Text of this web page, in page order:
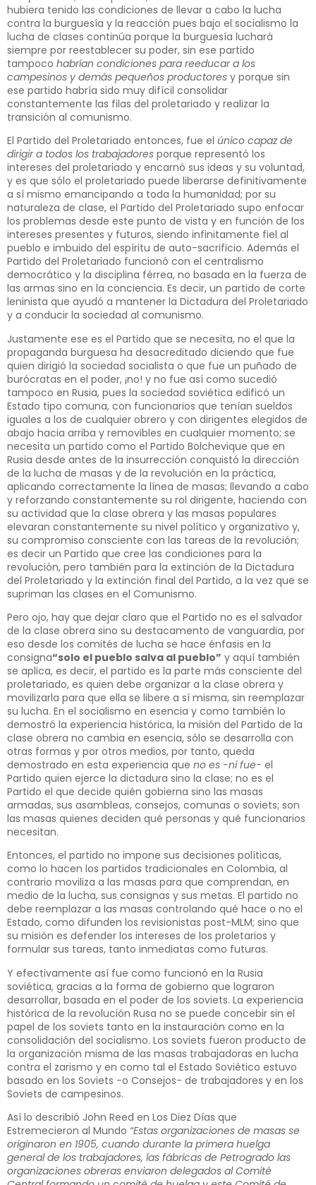
hubiera tenido las condiciones de llevar a cabo la lucha
contra la burguesía y la reacción pues bajo el socialismo la
lucha de clases continúa porque la burguesía luchará
siempre por reestablecer su poder, sin ese partido
tampoco habrían condiciones para reeducar a los
campesinos y demás pequeños productores y porque sin
ese partido habría sido muy difícil consolidar
constantemente las filas del proletariado y realizar la
transición al comunismo.
El Partido del Proletariado entonces, fue el único capaz de
dirigir a todos los trabajadores porque representó los
intereses del proletariado y encarnó sus ideas y su voluntad,
y es que sólo el proletariado puede liberarse definitivamente
a sí mismo emancipando a toda la humanidad; por su
naturaleza de clase, el Partido del Proletariado supo enfocar
los problemas desde este punto de vista y en función de los
intereses presentes y futuros, siendo infinitamente fiel al
pueblo e imbuido del espíritu de auto-sacrificio. Además el
Partido del Proletariado funcionó con el centralismo
democrático y la disciplina férrea, no basada en la fuerza de
las armas sino en la conciencia. Es decir, un partido de corte
leninista que ayudó a mantener la Dictadura del Proletariado
y a conducir la sociedad al comunismo.
Justamente ese es el Partido que se necesita, no el que la
propaganda burguesa ha desacreditado diciendo que fue
quien dirigió la sociedad socialista o que fue un puñado de
burócratas en el poder, ¡no! y no fue así como sucedió
tampoco en Rusia, pues la sociedad soviética edificó un
Estado tipo comuna, con funcionarios que tenían sueldos
iguales a los de cualquier obrero y con dirigentes elegidos de
abajo hacia arriba y removibles en cualquier momento; se
necesita un partido como el Partido Bolchevique que en
Rusia desde antes de la insurrección conquistó la dirección
de la lucha de masas y de la revolución en la práctica,
aplicando correctamente la línea de masas; llevando a cabo
y reforzando constantemente su rol dirigente, haciendo con
su actividad que la clase obrera y las masas populares
elevaran constantemente su nivel político y organizativo y,
su compromiso consciente con las tareas de la revolución;
es decir un Partido que cree las condiciones para la
revolución, pero también para la extinción de la Dictadura
del Proletariado y la extinción final del Partido, a la vez que se
supriman las clases en el Comunismo.
Pero ojo, hay que dejar claro que el Partido no es el salvador
de la clase obrera sino su destacamento de vanguardia, por
eso desde los comités de lucha se hace énfasis en la
consigna“solo el pueblo salva al pueblo” y aquí también
se aplica, es decir, el partido es la parte más consciente del
proletariado, es quien debe organizar a la clase obrera y
movilizarla para que ella se libere a sí misma, sin reemplazar
su lucha. En el socialismo en esencia y como también lo
demostró la experiencia histórica, la misión del Partido de la
clase obrera no cambia en esencia, sólo se desarrolla con
otras formas y por otros medios, por tanto, queda
demostrado en esta experiencia que no es -ni fue- el
Partido quien ejerce la dictadura sino la clase; no es el
Partido el que decide quién gobierna sino las masas
armadas, sus asambleas, consejos, comunas o soviets; son
las masas quienes deciden qué personas y qué funcionarios
necesitan.
Entonces, el partido no impone sus decisiones políticas,
como lo hacen los partidos tradicionales en Colombia, al
contrario moviliza a las masas para que comprendan, en
medio de la lucha, sus consignas y sus metas. El partido no
debe reemplazar a las masas controlando qué hace o no el
Estado, como difunden los revisionistas post-MLM; sino que
su misión es defender los intereses de los proletarios y
formular sus tareas, tanto inmediatas como futuras.
Y efectivamente así fue como funcionó en la Rusia
soviética, gracias a la forma de gobierno que lograron
desarrollar, basada en el poder de los soviets. La experiencia
histórica de la revolución Rusa no se puede concebir sin el
papel de los soviets tanto en la instauración como en la
consolidación del socialismo. Los soviets fueron producto de
la organización misma de las masas trabajadoras en lucha
contra el zarismo y en como tal el Estado Soviético estuvo
basado en los Soviets -o Consejos- de trabajadores y en los
Soviets de campesinos.
Así lo describió John Reed en Los Diez Días que
Estremecieron al Mundo “Estas organizaciones de masas se
originaron en 1905, cuando durante la primera huelga
general de los trabajadores, las fábricas de Petrogrado las
organizaciones obreras enviaron delegados al Comité